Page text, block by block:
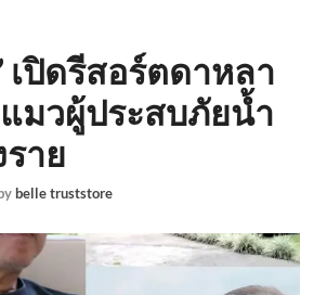
เปิดรีสอร์ตดาหลา
มวผู้ประสบภัยน้ำ
าย
belle truststore